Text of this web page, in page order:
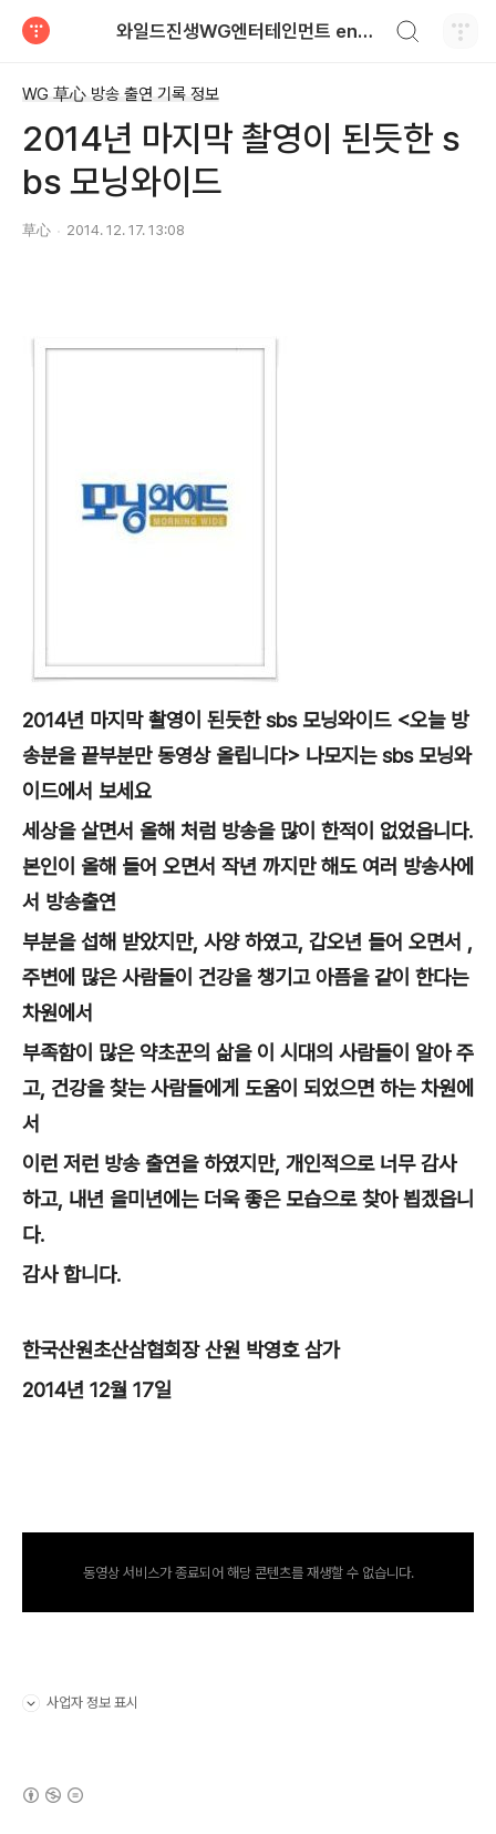
와일드진생WG엔터테인먼트 entertainment
WG 草心 방송 출연 기록 정보
2014년 마지막 촬영이 된듯한 s
bs 모닝와이드
草心 2014. 12. 17. 13:08
2014년 마지막 촬영이 된듯한 sbs 모닝와이드 <오늘 방
송분을 끝부분만 동영상 올립니다> 나모지는 sbs 모닝와
이드에서 보세요
세상을 살면서 올해 처럼 방송을 많이 한적이 없었읍니다.
본인이 올해 들어 오면서 작년 까지만 해도 여러 방송사에
서 방송출연
부분을 섭해 받았지만, 사양 하였고, 갑오년 들어 오면서 ,
주변에 많은 사람들이 건강을 챙기고 아픔을 같이 한다는
차원에서
부족함이 많은 약초꾼의 삶을 이 시대의 사람들이 알아 주
고, 건강을 찾는 사람들에게 도움이 되었으면 하는 차원에
서
이런 저런 방송 출연을 하였지만, 개인적으로 너무 감사
하고, 내년 을미년에는 더욱 좋은 모습으로 찾아 뵙겠읍니
다.
감사 합니다.
한국산원초산삼협회장 산원 박영호 삼가
2014년 12월 17일
동영상 서비스가 종료되어 해당 콘텐츠를 재생할 수 없습니다.
사업자 정보 표시